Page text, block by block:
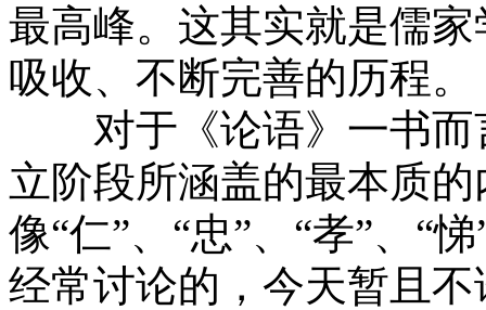
最高峰。这其实就是儒
吸收、不断完善的历程。
对于《论语》一书而
立阶段所涵盖的最本质
像“仁”、“忠”、“孝”、“
经常讨论的，今天暂且